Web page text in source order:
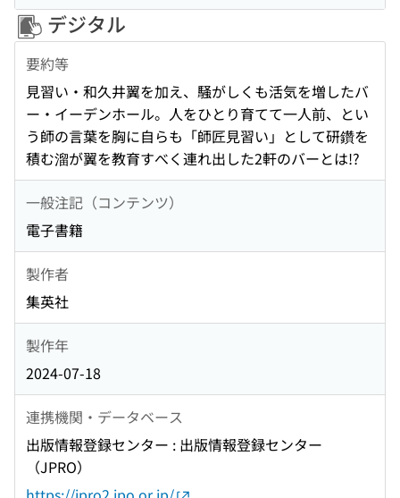
デジタル
要約等
見習い・和久井翼を加え、騒がしくも活気を増したバ
ー・イーデンホール。人をひとり育てて一人前、とい
う師の言葉を胸に自らも「師匠見習い」として研鑽を
積む溜が翼を教育すべく連れ出した2軒のバーとは!?
一般注記（コンテンツ）
電子書籍
製作者
集英社
製作年
2024-07-18
連携機関・データベース
出版情報登録センター : 出版情報登録センター
（JPRO）